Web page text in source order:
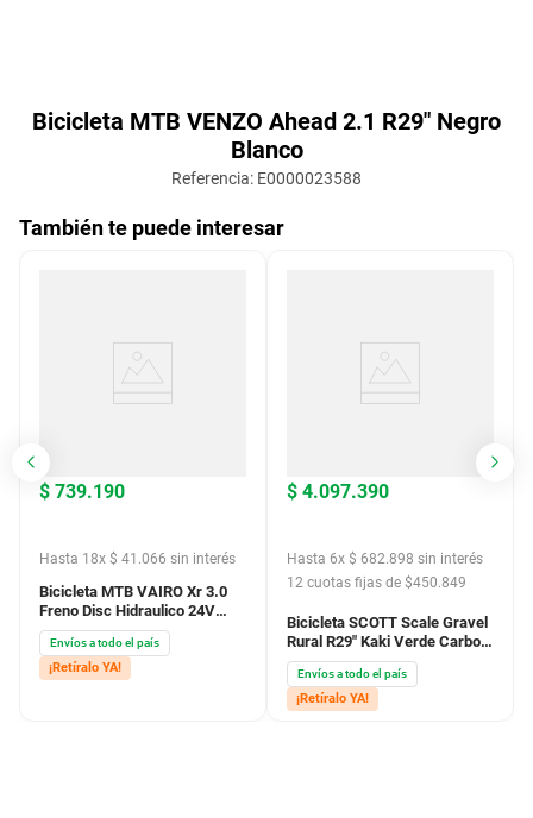
Bicicleta MTB VENZO Ahead 2.1 R29" Negro
Blanco
Referencia: E0000023588
También te puede interesar
$ 739.190
Hasta 18x $ 41 .066 sin interés
Bicicleta MTB VAIRO Xr 3.0
Freno Disc Hidraulico 24V
R29" Azul
Envíos a todo el país
¡Retíralo YA!
$ 4.097.390
Hasta 6x $ 682.898 sin interés
12 cuotas fijas de $450.849
Bicicleta SCOTT Scale Gravel
Rural R29" Kaki Verde Carbon
Negro
Envíos a todo el país
¡Retíralo YA!